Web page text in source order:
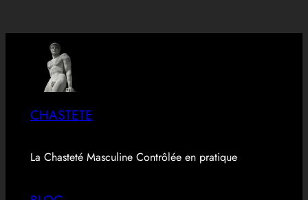
CHASTETE
La Chasteté Masculine Contrôlée en pratique